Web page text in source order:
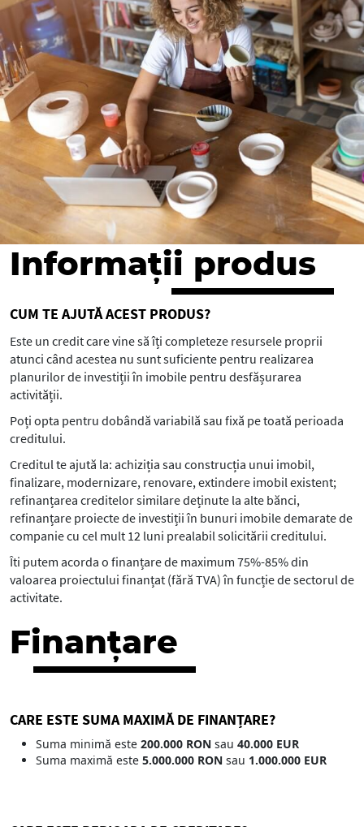
Informații produs
CUM TE AJUTĂ ACEST PRODUS?
Este un credit care vine să îți completeze resursele proprii
atunci când acestea nu sunt suficiente pentru realizarea
planurilor de investiții în imobile pentru desfășurarea
activității.
Poți opta pentru dobândă variabilă sau fixă pe toată perioada
creditului.
Creditul te ajută la: achiziția sau construcția unui imobil,
finalizare, modernizare, renovare, extindere imobil existent;
refinanțarea creditelor similare deținute la alte bănci,
refinanțare proiecte de investiții în bunuri imobile demarate de
companie cu cel mult 12 luni prealabil solicitării creditului.
Îti putem acorda o finanțare de maximum 75%-85% din
valoarea proiectului finanțat (fără TVA) în funcție de sectorul de
activitate.
Finanțare
CARE ESTE SUMA MAXIMĂ DE FINANȚARE?
Suma minimă este 200.000 RON sau 40.000 EUR
Suma maximă este 5.000.000 RON sau 1.000.000 EUR